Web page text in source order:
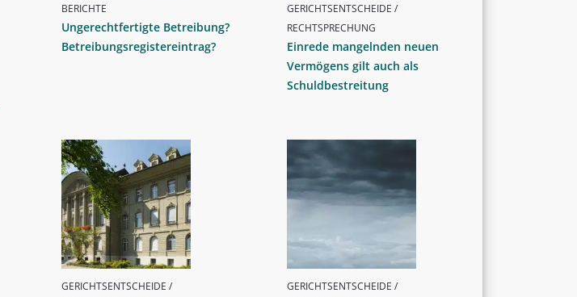
BERICHTE
Ungerechtfertigte Betreibung?
Betreibungsregistereintrag?
GERICHTSENTSCHEIDE /
RECHTSPRECHUNG
Einrede mangelnden neuen
Vermögens gilt auch als
Schuldbestreitung
GERICHTSENTSCHEIDE /
GERICHTSENTSCHEIDE /